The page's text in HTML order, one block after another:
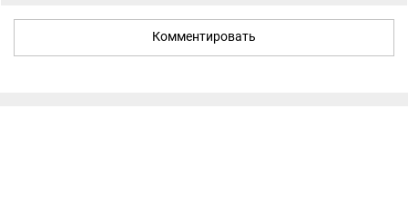
Комментировать